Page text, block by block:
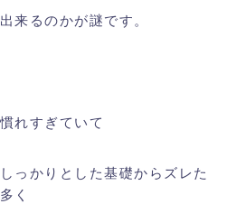
来るのかが謎です。
れすぎていて
っかりとした基礎からズレた
く